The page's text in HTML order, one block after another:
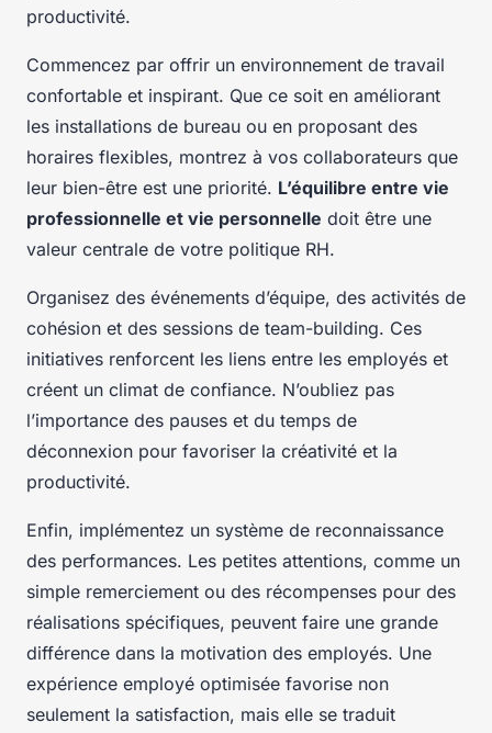
productivité.
Commencez par offrir un environnement de travail
confortable et inspirant. Que ce soit en améliorant
les installations de bureau ou en proposant des
horaires flexibles, montrez à vos collaborateurs que
leur bien-être est une priorité. L’équilibre entre vie
professionnelle et vie personnelle doit être une
valeur centrale de votre politique RH.
Organisez des événements d’équipe, des activités de
cohésion et des sessions de team-building. Ces
initiatives renforcent les liens entre les employés et
créent un climat de confiance. N’oubliez pas
l’importance des pauses et du temps de
déconnexion pour favoriser la créativité et la
productivité.
Enfin, implémentez un système de reconnaissance
des performances. Les petites attentions, comme un
simple remerciement ou des récompenses pour des
réalisations spécifiques, peuvent faire une grande
différence dans la motivation des employés. Une
expérience employé optimisée favorise non
seulement la satisfaction, mais elle se traduit